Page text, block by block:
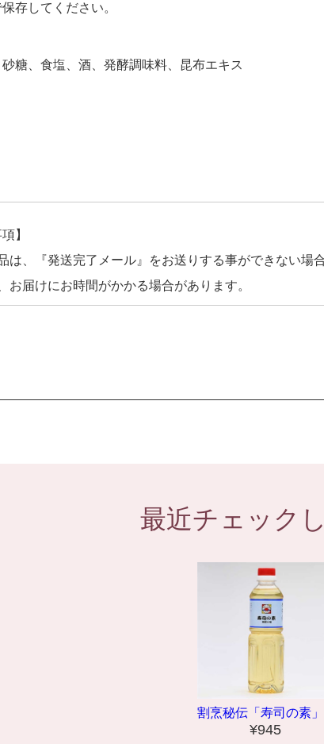
存してください。
糖、食塩、酒、発酵調味料、昆布エキス
】
は、『発送完了メール』をお送りする事ができない場
お届けにお時間がかかる場合があります。
最近チェック
割烹秘伝「寿司の素
¥945